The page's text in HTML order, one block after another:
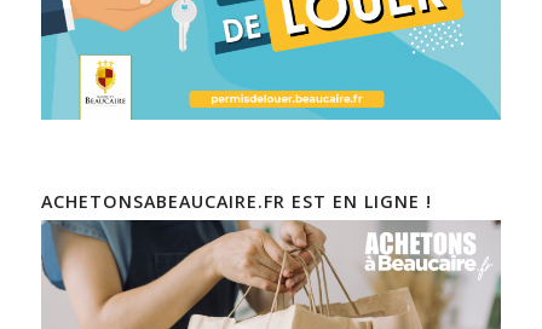
ACHETONSABEAUCAIRE.FR EST EN LIGNE !